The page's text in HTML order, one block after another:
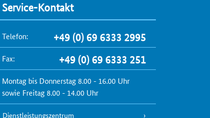
Service-Kontakt
Telefon: +49 (0) 69 6333 2995
Fax: +49 (0) 69 6333 251
Montag bis Donnerstag 8.00 - 16.00 Uhr
sowie Freitag 8.00 - 14.00 Uhr
Dienstleistungszentrum